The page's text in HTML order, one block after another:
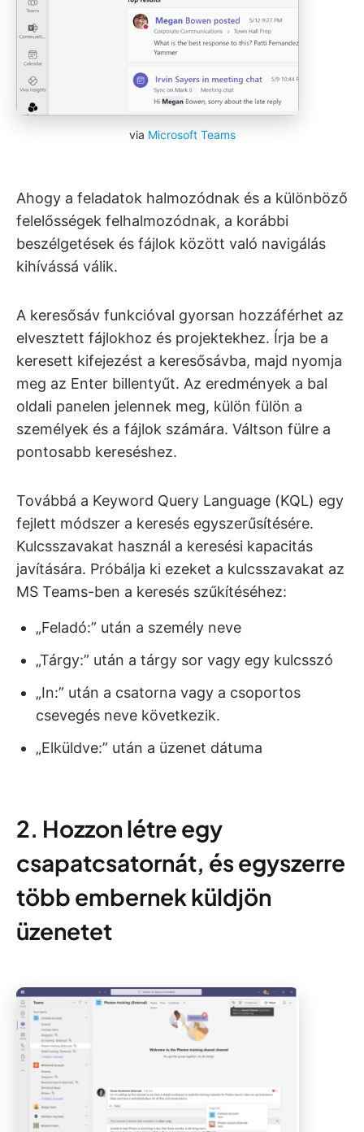
via Microsoft Teams
Ahogy a feladatok halmozódnak és a különböző
felelősségek felhalmozódnak, a korábbi
beszélgetések és fájlok között való navigálás
kihívássá válik.
A keresősáv funkcióval gyorsan hozzáférhet az
elvesztett fájlokhoz és projektekhez. Írja be a
keresett kifejezést a keresősávba, majd nyomja
meg az Enter billentyűt. Az eredmények a bal
oldali panelen jelennek meg, külön fülön a
személyek és a fájlok számára. Váltson fülre a
pontosabb kereséshez.
Továbbá a Keyword Query Language (KQL) egy
fejlett módszer a keresés egyszerűsítésére.
Kulcsszavakat használ a keresési kapacitás
javítására. Próbálja ki ezeket a kulcsszavakat az
MS Teams-ben a keresés szűkítéséhez:
„Feladó:” után a személy neve
„Tárgy:” után a tárgy sor vagy egy kulcsszó
„In:” után a csatorna vagy a csoportos
csevegés neve következik.
„Elküldve:” után a üzenet dátuma
2. Hozzon létre egy
csapatcsatornát, és egyszerre
több embernek küldjön
üzenetet